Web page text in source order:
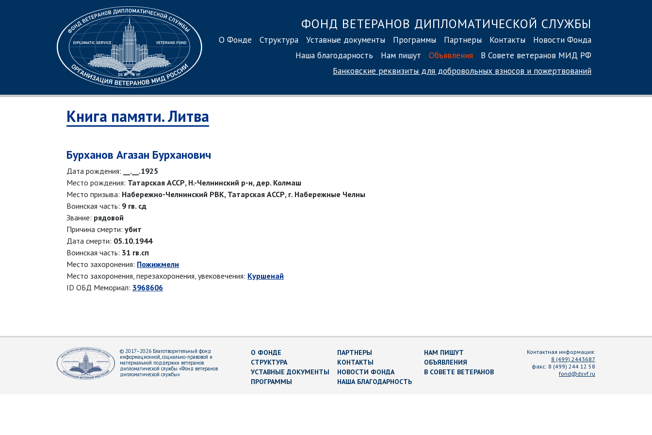
ФОНД ВЕТЕРАНОВ ДИПЛОМАТИЧЕСКОЙ СЛУЖБЫ
О Фонде Структура Уставные документы Программы Партнеры Контакты
Новости Фонда
Наша благодарность
Нам пишут Объявления
В Совете ветеранов МИД РФ
Банковские реквизиты для добровольных взносов и пожертвований
Книга памяти. Литва
Бурханов Агазан Бурханович
Дата рождения:
__.__.1925
Место рождения: Татарская АССР, Н.-Челнинский р-н, дер. Колмаш
Место призыва: Набережно-Челнинский РВК, Татарская АССР, г. Набережные Челны
Воинская часть: 9 гв. сд
Звание: рядовой
Причина смерти: убит
Дата смерти: 05.10.1944
Воинская часть: 31 гв.сп
Место захоронения: Пожижмели
Место захоронения, перезахоронения, увековечения: Куршенай
ID ОБД Мемориал: 3968606
© 2017–2026 Благотворительный фонд
информационной, социально-правовой и
материальной поддержки ветеранов
дипломатической службы «Фонд ветеранов
дипломатической службы»
О ФОНДЕ
СТРУКТУРА
УСТАВНЫЕ ДОКУМЕНТЫ
ПРОГРАММЫ
ПАРТНЕРЫ
КОНТАКТЫ
НОВОСТИ ФОНДА
НАША БЛАГОДАРНОСТЬ
НАМ ПИШУТ
ОБЪЯВЛЕНИЯ
В СОВЕТЕ ВЕТЕРАНОВ
Контактная информация:
8 (499) 2443687
факс: 8 (499) 244 12 58
fond@dsvf.ru